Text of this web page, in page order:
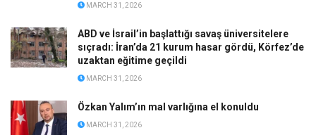
MARCH 31, 2026
ABD ve İsrail’in başlattığı savaş üniversitelere
sıçradı: İran’da 21 kurum hasar gördü, Körfez’de
uzaktan eğitime geçildi
MARCH 31, 2026
Özkan Yalım’ın mal varlığına el konuldu
MARCH 31, 2026